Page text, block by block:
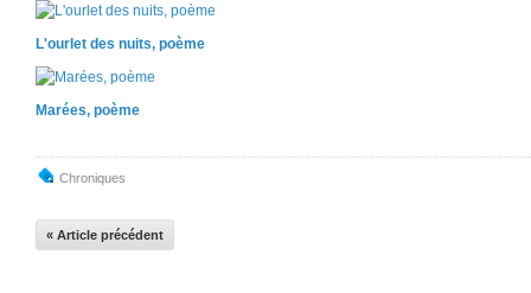
L'ourlet des nuits, poème
Marées, poème
Chroniques
« Article précédent